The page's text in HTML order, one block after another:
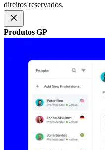
direitos reservados.​​
Produtos GP​​